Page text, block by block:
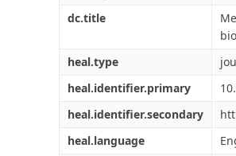
dc.title
heal.type
heal.identifier.primary
heal.identifier.secondary
heal.language